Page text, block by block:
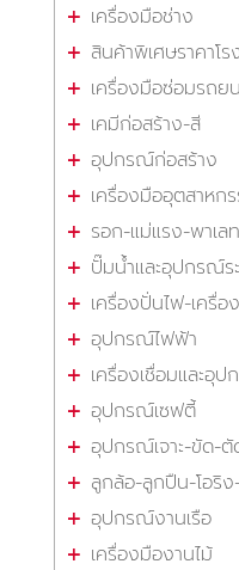
เครื่องมือช่าง
สินค้าพิเศษราคาโร
เครื่องมือซ่อมรถย
เคมีก่อสร้าง-สี
อุปกรณ์ก่อสร้าง
เครื่องมืออุตสาหก
รอก-แม่แรง-พาเลท
ปั๊มน้ำและอุปกรณ์ร
เครื่องปั่นไฟ-เครื่
อุปกรณ์ไฟฟ้า
เครื่องเชื่อมและอุ
อุปกรณ์เซฟตี้
อุปกรณ์เจาะ-ขัด-ตั
ลูกล้อ-ลูกปืน-โอริ
อุปกรณ์งานเรือ
เครื่องมืองานไม้